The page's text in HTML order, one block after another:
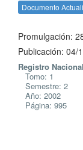
Documento
Promulgación:
Publicación: 04/
Registro
Tomo: 1
Semestre: 2
Año: 2002
Página: 995